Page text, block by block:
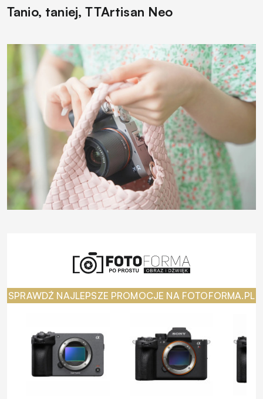
Tanio, taniej, TTArtisan Neo
SPRAWDŹ NAJLEPSZE PROMOCJE NA FOTOFORMA.PL